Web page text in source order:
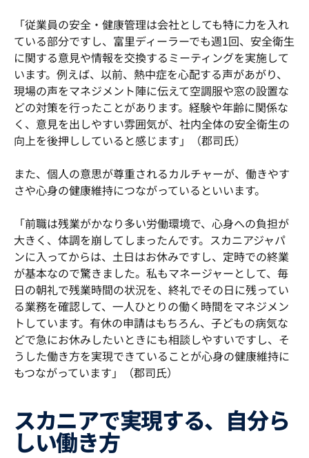
「従業員の安全・健康管理は会社としても特に力を入れ
ている部分ですし、富里ディーラーでも週1回、安全衛生
に関する意見や情報を交換するミーティングを実施して
います。例えば、以前、熱中症を心配する声があがり、
現場の声をマネジメント陣に伝えて空調服や窓の設置な
どの対策を行ったことがあります。経験や年齢に関係な
く、意見を出しやすい雰囲気が、社内全体の安全衛生の
向上を後押ししていると感じます」（郡司氏）
また、個人の意思が尊重されるカルチャーが、働きやす
さや心身の健康維持につながっているといいます。
「前職は残業がかなり多い労働環境で、心身への負担が
大きく、体調を崩してしまったんです。スカニアジャパ
ンに入ってからは、土日はお休みですし、定時での終業
が基本なので驚きました。私もマネージャーとして、毎
日の朝礼で残業時間の状況を、終礼でその日に残ってい
る業務を確認して、一人ひとりの働く時間をマネジメン
トしています。有休の申請はもちろん、子どもの病気な
どで急にお休みしたいときにも相談しやすいですし、そ
うした働き方を実現できていることが心身の健康維持に
もつながっています」（郡司氏）
スカニアで実現する、自分ら
しい働き方